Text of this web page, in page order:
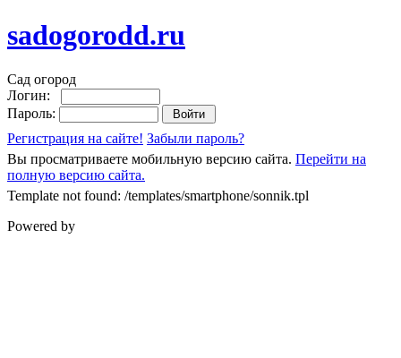
sadogorodd.ru
Сад огород
Логин:
Пароль:
Регистрация на сайте! Забыли пароль?
Вы просматриваете мобильную версию сайта. Перейти на
полную версию сайта.
Template not found: /templates/smartphone/sonnik.tpl
Powered by